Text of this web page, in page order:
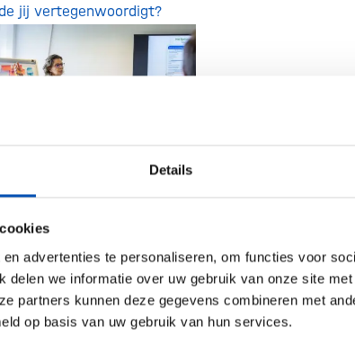
Details
advertenties te personaliseren, om functies voor
delen we informatie over uw gebruik van onze site
partners kunnen deze gegevens combineren met
op basis van uw gebruik van hun services.
jij vertegenwoordigt?
Geraldine Vink en Rita Azevedo gingen met de zaal
van datagebruik voor
ervaringen vanuit het PLCRC, Health-RI en
tot discussie. Na afloop liepen de
de deur uit, want ook met vele kleine